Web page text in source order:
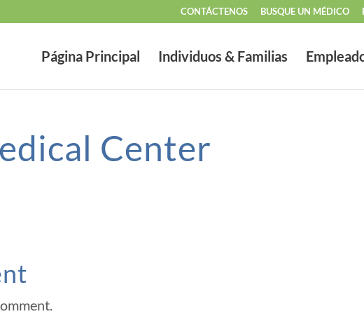
CONTÁCTENOS BUSQUE UN MÉDICO
Página Principal Individuos & Familias
Center